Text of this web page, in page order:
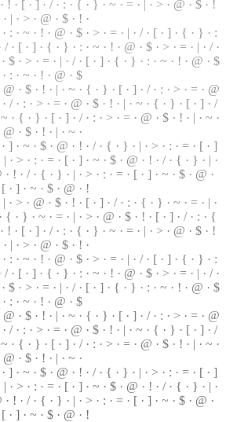
! · [ · ] · / · : · { · } · ~ · = · | · > · @ · $ · !
| · > · @ · $ · ! ·
: · ~ · ! · @ · $ · > · = · | · / · [ · ] · { · } · :
/ · [ · ] · { · } · : · ~ · ! · @ · $ · > · = · | · / ·
$ · > · = · | · / · [ · ] · { · } · : · ~ · ! · @ · $
: · ~ · ! · @ · $
@ · $ · ! · | · ~ · { · } · [ · ] · / · : · > · = · @
/ · : · > · = · @ · $ · ! · | · ~ · { · } · [ · ] · /
· { · } · [ · ] · / · : · > · = · @ · $ · ! · | · ~ ·
· $ · ! · | · ~ ·
· ] · ~ · $ · @ · ! · / · { · } · | · > · : · = · [ · ]
· > · : · = · [ · ] · ~ · $ · @ · ! · / · { · } · | ·
! · / · { · } · | · > · : · = · [ · ] · ~ · $ · @ ·
· ] · ~ · $ · @ · !
· > · @ · $ · ! · [ · ] · / · : · { · } · ~ · = · | ·
{ · } · ~ · = · | · > · @ · $ · ! · [ · ] · / · : · {
! · [ · ] · / · : · { · } · ~ · = · | · > · @ · $ · !
| · > · @ · $ · ! ·
· : · ~ · ! · @ · $ · > · = · | · / · [ · ] · { · } · :
/ · [ · ] · { · } · : · ~ · ! · @ · $ · > · = · | · / ·
$ · > · = · | · / · [ · ] · { · } · : · ~ · ! · @ · $
: · ~ · ! · @ · $
· $ · ! · | · ~ · { · } · [ · ] · / · : · > · = · @
/ · : · > · = · @ · $ · ! · | · ~ · { · } · [ · ] · /
~ · { · } · [ · ] · /· : · > · = · @ · $ · ! · | · ~ ·
· $ · ! · | · ~ ·
] · ~ · $ · @ · ! · / · { · } · | · > · : · = · [ · ]
· > · : · = · [ · ] · ~ · $ · @ · ! · /· { · } · | ·
· ! · / · { · } · | · > · : · = · [ · ] · ~ · $ · @ ·
· ] · ~ · $ · @ · !